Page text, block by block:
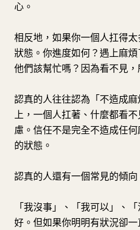
心。
相反地，如果你一個人扛得
狀態。你進度如何？遇上麻
他們該幫忙嗎？因為看不見，
認真的人往往認為「不造成
上，一個人扛著、什麼都看
慮。信任不是完全不造成任
的狀態。
認真的人還有一個常見的傾
「我沒事」、「我可以」、
好。但如果你明明有狀況卻